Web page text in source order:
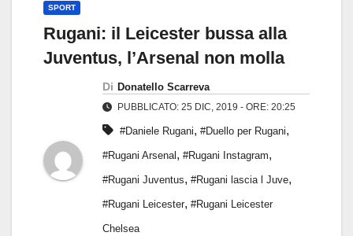
SPORT
Rugani: il Leicester bussa alla
Juventus, l’Arsenal non molla
Di Donatello Scarreva
PUBBLICATO: 25 DIC, 2019 - ORE: 20:25
#Daniele Rugani, #Duello per Rugani,
#Rugani Arsenal , #Rugani Instagram,
#Rugani Juventus, #Rugani lascia l Juve,
#Rugani Leicester, #Rugani Leicester
Chelsea